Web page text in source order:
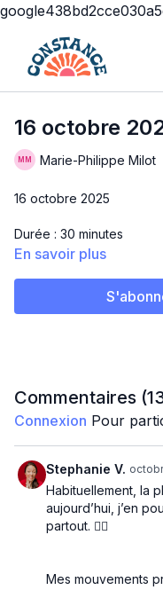
16 octobre
Marie-Philippe Milot
16 octobre 2025
Durée : 30 minutes
Hello!! C'est un gros
Pas chassé back
Plank to squat hold
Burpees plank walk
Lunge pulse to squat
Circuit 2 :
Side high knees to
Side to side plank to
En savoir plus
Commentaires (
Connexion Pour
Stephanie V.
Habituellement, la
aujourd’hui, j’en
partout. 😮‍💨
Mes mouvements